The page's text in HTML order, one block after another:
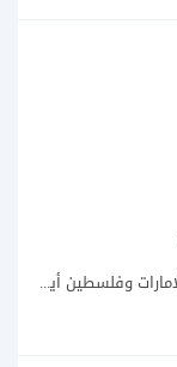
مواقيت صلاة عيد الفطر في السعودية ومصر والامارات وفلسطين أيام قليلة تفصلنا عن نهاية...